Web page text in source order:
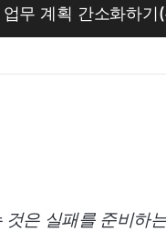
무 계획 간소화하기
것은 실패를 준비하